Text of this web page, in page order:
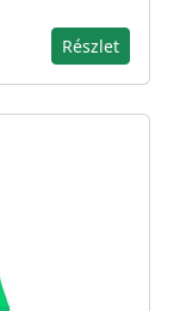
Részlet